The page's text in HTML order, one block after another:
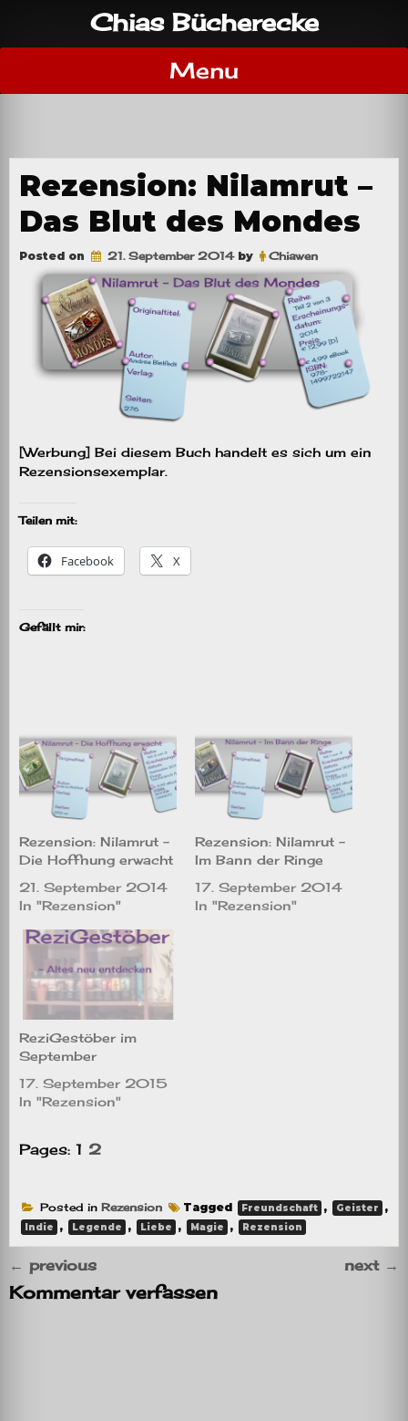
content
Chias Bücherecke
Menu
Rezension: Nilamrut –
Das Blut des Mondes
Posted on 21. September 2014by Chiawen
[Werbung] Bei diesem Buch handelt es sich um ein
Rezensionsexemplar.
Teilen mit:
Facebook X
Gefällt mir:
Rezension: Nilamrut –
Die Hoffnung erwacht
21. September 2014
In "Rezension"
Rezension: Nilamrut –
Im Bann der Ringe
17. September 2014
In "Rezension"
ReziGestöber im
September
17. September 2015
In "Rezension"
Pages: 1 2
Posted in Rezension Tagged Freundschaft , Geister ,
Indie , Legende , Liebe , Magie , Rezension
← previous next →
Kommentar verfassen